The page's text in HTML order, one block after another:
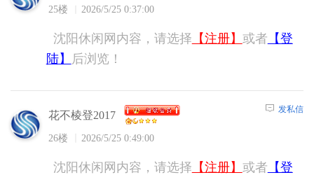
25楼 2026/5/25 0:37:00
沈阳休闲网内容，请选择 【注册】 或者 【登
陆】
后浏览！
花不棱登2017
26楼 2026/5/25 0:49:00
发私信
沈阳休闲网内容，请选择 【注册】 或者 【登